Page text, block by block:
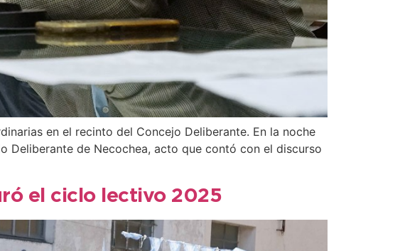
en el recinto del Concejo Deliberante. En la noche
Deliberante de Necochea, acto que contó con el discurso
el ciclo lectivo 2025